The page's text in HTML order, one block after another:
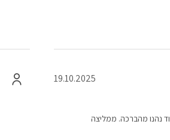
19.10.2025
נהנו מהברכה. ממליצה